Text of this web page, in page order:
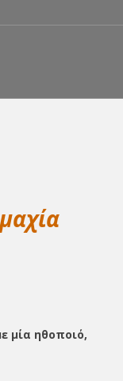
μία ηθοποιό,